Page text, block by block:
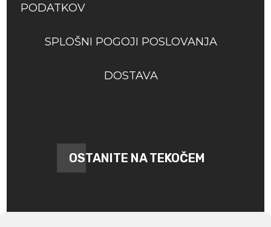
PODATKOV
SPLOŠNI POGOJI POSLOVANJA
DOSTAVA
OSTANITE NA TEKOČEM